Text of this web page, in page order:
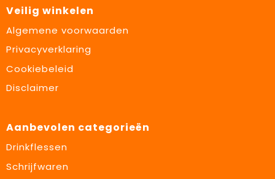
Veilig winkelen
Algemene voorwaarden
Privacyverklaring
Cookiebeleid
Disclaimer
Aanbevolen categorieën
Drinkflessen
Schrijfwaren